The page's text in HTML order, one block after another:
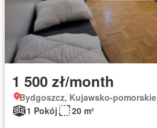
1 500 zł/month
Bydgoszcz, Kujawsko-pomorskie
1 Pokój
20 m²